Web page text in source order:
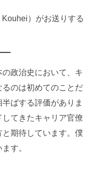
）がお送りする
政治史において、キ
のは初めてのことだ
ばする評価がありま
てきたキャリア官僚
期待しています。僕
す。